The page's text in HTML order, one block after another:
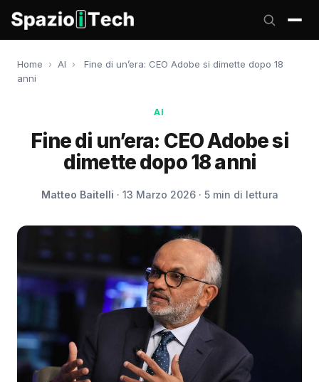
Home › AI ›
Fine di un’era: CEO Adobe si dimette dopo 18
anni
AI
Fine di un’era: CEO Adobe si
dimette dopo 18 anni
Matteo Baitelli · 13 Marzo 2026 · 5 min di lettura